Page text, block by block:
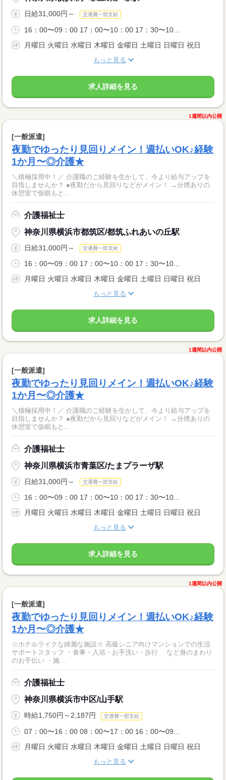
日給31,000円～ 交通費一部支給
16：00〜09：00 17：00〜10：00 17：30〜10...
月曜日 火曜日 水曜日 木曜日 金曜日 土曜日 日曜日 祝日
もっと見る
求人詳細を見る
1週間以内公開
[一般派遣]
夜勤でゆったり見回りメイン！週払いOK♪経験
1か月〜◎介護★
＼積極採用中！／ 介護職のご経験を生かして、今より給与アップを
目指しませんか？ ●夜勤だから見回りなどがメイン！ →分煙ありの
休憩室で仮眠もと...
介護福祉士
神奈川県横浜市都筑区/都筑ふれあいの丘駅
日給31,000円～ 交通費一部支給
16：00〜09：00 17：00〜10：00 17：30〜10...
月曜日 火曜日 水曜日 木曜日 金曜日 土曜日 日曜日 祝日
もっと見る
求人詳細を見る
1週間以内公開
[一般派遣]
夜勤でゆったり見回りメイン！週払いOK♪経験
1か月〜◎介護★
＼積極採用中！／ 介護職のご経験を生かして、今より給与アップを
目指しませんか？ ●夜勤だから見回りなどがメイン！ →分煙ありの
休憩室で仮眠もと...
介護福祉士
神奈川県横浜市青葉区/たまプラーザ駅
日給31,000円～ 交通費一部支給
16：00〜09：00 17：00〜10：00 17：30〜10...
月曜日 火曜日 水曜日 木曜日 金曜日 土曜日 日曜日 祝日
もっと見る
求人詳細を見る
1週間以内公開
[一般派遣]
夜勤でゆったり見回りメイン！週払いOK♪経験
1か月〜◎介護★
☆ホテルライクな綺麗な施設☆ 高級シニア向けマンションでの生活
サポートスタッフ ・食事・入浴・お手洗い・歩行 など身のまわり
のお手伝い ・施...
介護福祉士
神奈川県横浜市中区/山手駅
時給1,750円～2,187円 交通費一部支給
07：00〜16：00 08：00〜17：00 16：00〜09...
月曜日 火曜日 水曜日 木曜日 金曜日 土曜日 日曜日 祝日
もっと見る